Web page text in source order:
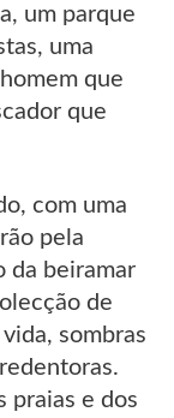
um parque
uma
que
que
com uma
pela
da beiramar
de
sombras
praias e dos